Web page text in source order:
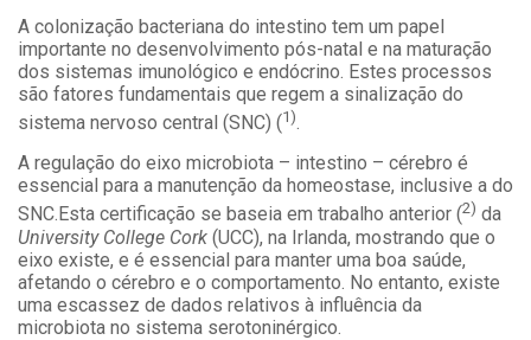
A colonização bacteriana do intestino tem um papel
importante no desenvolvimento pós-natal e na maturação
dos sistemas imunológico e endócrino. Estes processos
são fatores fundamentais que regem a sinalização do
sistema nervoso central (SNC) (1).
A regulação do eixo microbiota – intestino – cérebro é
essencial para a manutenção da homeostase, inclusive a do
SNC. Esta certificação se baseia em trabalho anterior (2) da
University College Cork (UCC), na Irlanda, mostrando que o
eixo existe, e é essencial para manter uma boa saúde,
afetando o cérebro e o comportamento. No entanto, existe
uma escassez de dados relativos à influência da
microbiota no sistema serotoninérgico.